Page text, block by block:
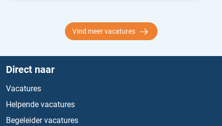
Vind meer vacatures
Direct naar
Vacatures
Helpende vacatures
Begeleider vacatures